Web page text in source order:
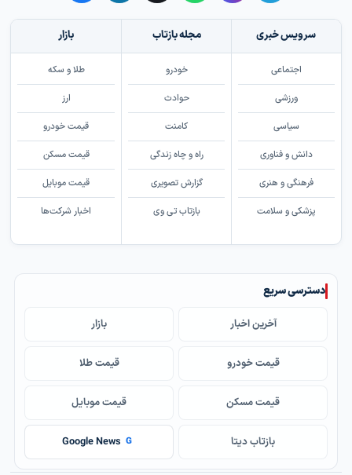
سرویس خبری
اجتماعی
ورزشی
سیاسی
دانش و فناوری
فرهنگی و هنری
پزشکی و سلامت
مجله بازتاب
خودرو
حوادث
کامنت
راه و چاه زندگی
گزارش تصویری
بازتاب تی وی
بازار
طلا و سکه
ارز
قیمت خودرو
قیمت مسکن
قیمت موبایل
اخبار شرکت‌ها
دسترسی سریع
آخرین اخبار بازار
قیمت خودرو قیمت طلا
قیمت مسکن قیمت موبایل
بازتاب دیتا G
Google News